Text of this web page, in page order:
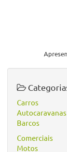
Carros
Autocaravanas
Barcos
Comerciais
Motos